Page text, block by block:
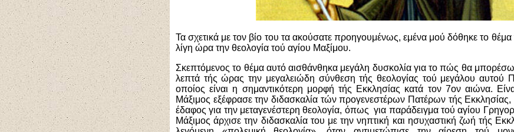
Τα σχετικά με τον βίο του τα ακούσατε προηγουμένως, εμένα μού δόθηκε το
λίγη ώρα την θεολογία τού αγίου Μαξίμου.
Σκεπτόμενος το θέμα αυτό αισθάνθηκα μεγάλη δυσκολία για το πώς θα
λεπτά τής ώρας την μεγαλειώδη σύνθεση τής θεολογίας τού μεγάλου αυτού
οποίος είναι η σημαντικότερη μορφή τής Εκκλησίας κατά τον 7ον αιώνα.
Μάξιμος εξέφρασε την διδασκαλία τών προγενεστέρων Πατέρων τής Εκκλησίας,
έδαφος για την μεταγενέστερη θεολογία, όπως για παράδειγμα τού αγίου
Μάξιμος άρχισε την διδασκαλία του με την νηπτική και ησυχαστική ζωή τής